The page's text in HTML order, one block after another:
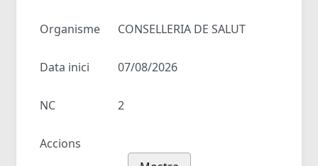
Organisme CONSELLERIA DE SALUT
Data inici 07/08/2026
NC 2
Accions